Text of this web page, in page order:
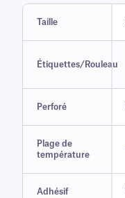
Taille
Étiquettes/Rouleau
Perforé
Plage de
température
Adhésif